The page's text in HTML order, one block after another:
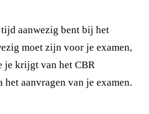
aanwezig bent bij het
moet zijn voor je examen,
je krijgt van het CBR
het aanvragen van je examen.